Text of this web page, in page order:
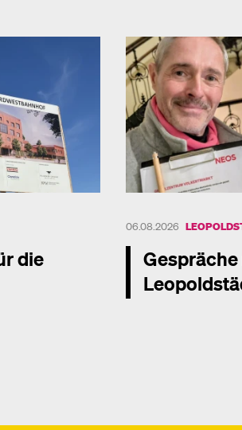
die
06.08.2026